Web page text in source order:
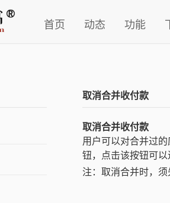
首页 动态 功能
取消合并收付款
取消合并收付款
用户可以对合并过
钮，点击该按钮可以
注：取消合并时，须